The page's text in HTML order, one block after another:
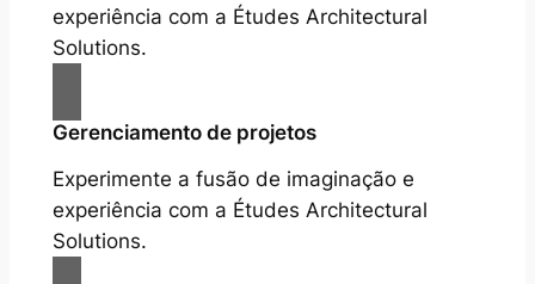
experiência com a Études Architectural
Solutions.
Gerenciamento de projetos
Experimente a fusão de imaginação e
experiência com a Études Architectural
Solutions.